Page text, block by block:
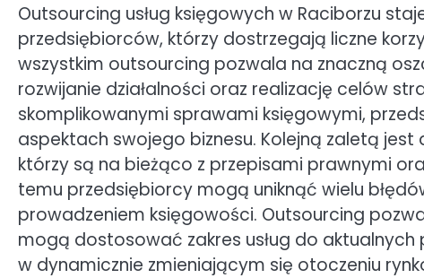
Outsourcing usług księgowych w Raciborzu
przedsiębiorców, którzy dostrzegają liczne
wszystkim outsourcing pozwala na znaczną
rozwijanie działalności oraz realizację celów
skomplikowanymi sprawami księgowymi,
aspektach swojego biznesu. Kolejną zaletą
którzy są na bieżąco z przepisami prawnymi
temu przedsiębiorcy mogą uniknąć wielu
prowadzeniem księgowości. Outsourcing
mogą dostosować zakres usług do
w dynamicznie zmieniającym się otoczeniu